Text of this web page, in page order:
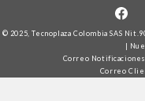
© 2025,Tecnoplaza Colombia SAS
|
Correo
Correo